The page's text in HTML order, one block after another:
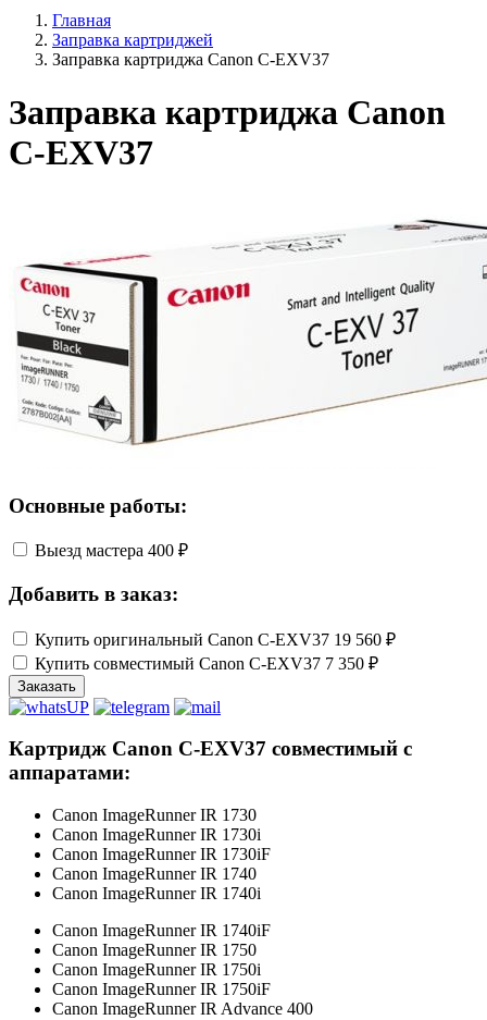
Главная
Заправка картриджей
Заправка картриджа Canon C-EXV37
Заправка картриджа Canon
C-EXV37
Основные работы:
Выезд мастера 400 ₽
Добавить в заказ:
Купить оригинальный Canon C-EXV37 19 560 ₽
Купить совместимый Canon C-EXV37 7 350 ₽
Заказать
Картридж Canon C-EXV37 совместимый с
аппаратами:
Canon ImageRunner IR 1730
Canon ImageRunner IR 1730i
Canon ImageRunner IR 1730iF
Canon ImageRunner IR 1740
Canon ImageRunner IR 1740i
Canon ImageRunner IR 1740iF
Canon ImageRunner IR 1750
Canon ImageRunner IR 1750i
Canon ImageRunner IR 1750iF
Canon ImageRunner IR Advance 400